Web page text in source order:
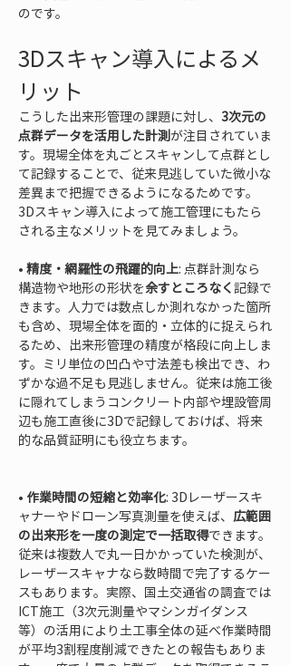
のです。
3Dスキャン導入によるメ
リット
こうした出来形管理の課題に対し、 3次元の
点群データを活用した計測が注目されていま
す。現場全体を丸ごとスキャンして点群とし
て記録することで、従来見逃していた微小な
差異まで把握できるようになるためです。
3Dスキャン導入によって施工管理にもたら
される主なメリットを見てみましょう。
• 精度・網羅性の飛躍的向上: 点群計測なら
構造物や地形の形状を余すところなく記録で
きます。人力では数点しか測れなかった箇所
も含め、現場全体を面的・立体的に捉えられ
るため、出来形管理の精度が格段に向上しま
す。ミリ単位の凹凸や寸法差も検出でき、わ
ずかな過不足も見逃しません。従来は施工後
に隠れてしまうコンクリート内部や埋設管周
辺も施工直後に3Dで記録しておけば、将来
的な品質証明にも役立ちます。
• 作業時間の短縮と効率化: 3Dレーザースキ
ャナーやドローン写真測量を使えば、 広範囲
の出来形を一度の測定で一括取得できます。
従来は複数人で丸一日かかっていた検測が、
レーザースキャナなら数時間で完了するケー
スもあります。実際、国土交通省の調査では
ICT施工（3次元測量やマシンガイダンス
等）の活用により土工事全体の延べ作業時間
が平均3割程度削減できたとの報告もありま